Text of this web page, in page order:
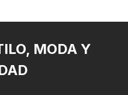
MODA Y